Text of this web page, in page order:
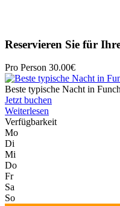
Reservieren Sie für
Pro Person 30.00€
Beste typische Nacht in
Jetzt buchen
Weiterlesen
Verfügbarkeit
Mo
Di
Mi
Do
Fr
Sa
So